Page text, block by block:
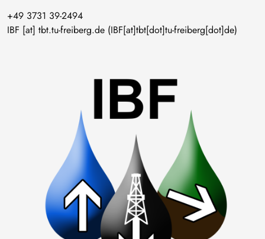
+49 3731 39-2494
IBF [at] tbt.tu-freiberg.de (IBF[at]tbt[dot]tu-freiberg[dot]de)